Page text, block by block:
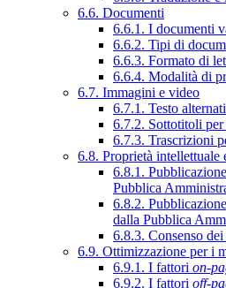
6.6. Documenti
6.6.1. I documenti
6.6.2. Tipi di
6.6.3. Formato di
6.6.4. Modalità di
6.7. Immagini e video
6.7.1. Testo
6.7.2. Sottotitoli
6.7.3. Trascrizioni
6.8. Proprietà intellettuale
6.8.1.
Pubblica
6.8.2.
dalla Pubblica
6.8.3. Consenso
6.9. Ottimizzazione per i
6.9.1. I fattori on-
6.9.2. I fattori off-